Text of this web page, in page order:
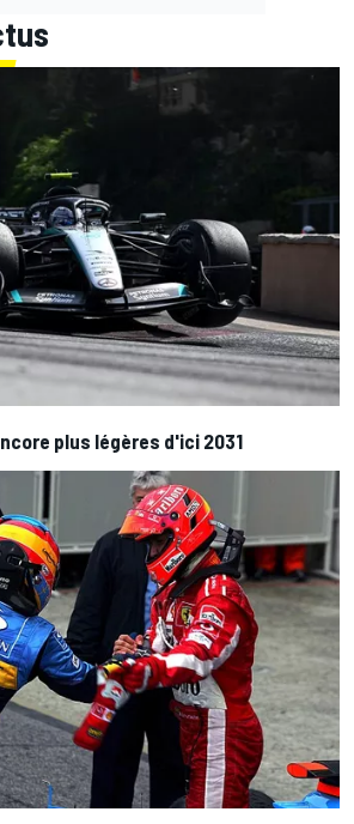
plus légères d'ici 2031